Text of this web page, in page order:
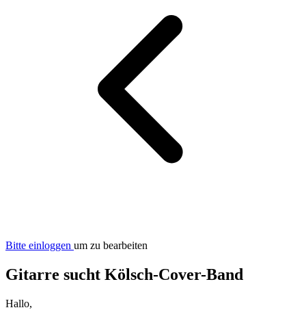
Bitte einloggen um zu bearbeiten
Gitarre sucht Kölsch-Cover-Band
Hallo,